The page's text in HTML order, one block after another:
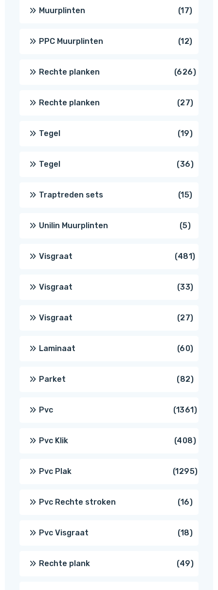
Muurplinten 1717
PPC Muurplinten 1212
Rechte planken 626626
Rechte planken 2727
Tegel 1919
Tegel 3636
Traptreden sets 1515
Unilin Muurplinten 55
Visgraat 481481
Visgraat 3333
Visgraat 2727
Laminaat 6060
Parket 8282
Pvc 13611361
Pvc Klik 408408
Pvc Plak 12951295
Pvc Rechte stroken 1616
Pvc Visgraat 1818
Rechte plank 4949